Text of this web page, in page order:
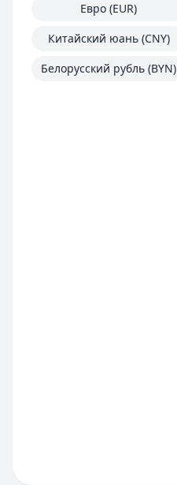
Евро (EUR)
Китайский юань (CNY)
Белорусский рубль (BYN)